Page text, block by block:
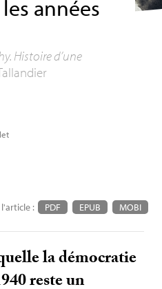
années
Histoire d’une
: PDF EPUB MOBI
la démocratie
reste un